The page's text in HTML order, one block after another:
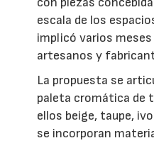
escala de los
implicó varios
artesanos y
La propuesta se
paleta cromática de
ellos beige, taupe,
se incorporan